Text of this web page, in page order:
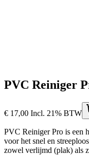
PVC Reiniger
€ 17,00 Incl. 21% BTW
PVC Reiniger Pro is een
voor het snel en
zowel verlijmd (plak) als